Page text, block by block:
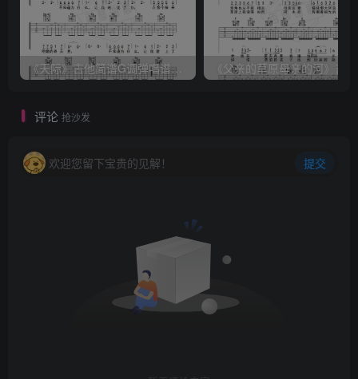
《天际》吉他简谱G调弹唱谱（姜玉阳）
评论 抢沙发
欢迎您留下宝贵的见解！ 提交